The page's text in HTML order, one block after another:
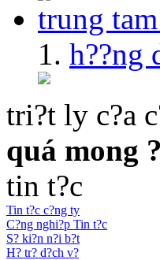
trung
h??ng
tri?t ly c?a
quá mong
tin t?c
Tin t?c c?ng ty
C?ng nghi?p Tin t?c
S? ki?n n?i b?t
H? tr? d?ch v?